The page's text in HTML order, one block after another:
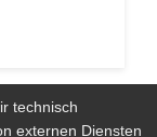
technisch
externen Diensten